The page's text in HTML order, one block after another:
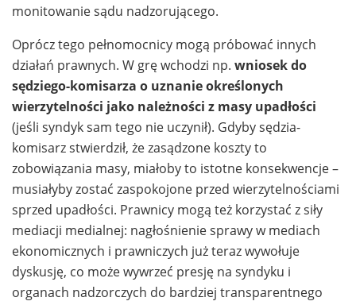
monitowanie sądu nadzorującego.
Oprócz tego pełnomocnicy mogą próbować innych
działań prawnych. W grę wchodzi np. wniosek do
sędziego-komisarza o uznanie określonych
wierzytelności jako należności z masy upadłości
(jeśli syndyk sam tego nie uczynił). Gdyby sędzia-
komisarz stwierdził, że zasądzone koszty to
zobowiązania masy, miałoby to istotne konsekwencje –
musiałyby zostać zaspokojone przed wierzytelnościami
sprzed upadłości. Prawnicy mogą też korzystać z siły
mediacji medialnej: nagłośnienie sprawy w mediach
ekonomicznych i prawniczych już teraz wywołuje
dyskusję, co może wywrzeć presję na syndyku i
organach nadzorczych do bardziej transparentnego